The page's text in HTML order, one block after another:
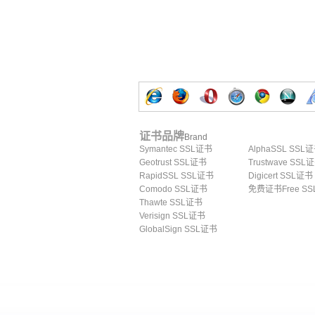
证书品牌Brand
Symantec SSL证书
Geotrust SSL证书
RapidSSL SSL证书
Comodo SSL证书
Thawte SSL证书
Verisign SSL证书
GlobalSign SSL证书
AlphaSSL SSL证
Trustwave SSL
Digicert SSL证书
免费证书Free